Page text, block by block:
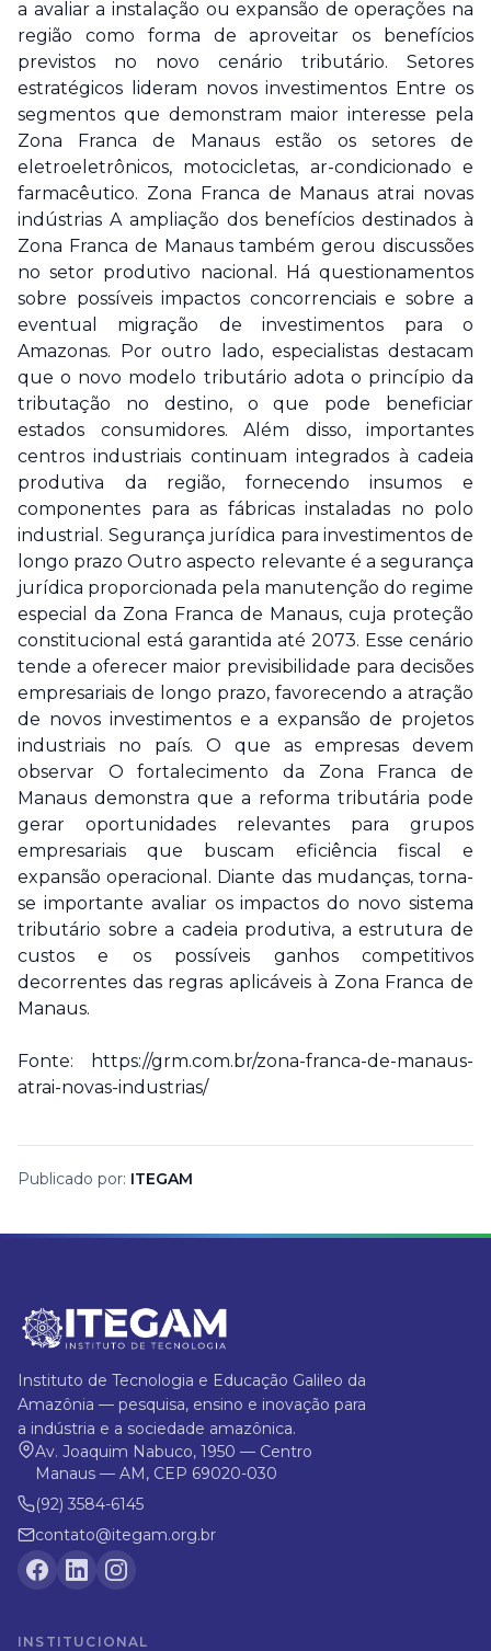
a avaliar a instalação ou expansão de operações na
região como forma de aproveitar os benefícios
previstos no novo cenário tributário. Setores
estratégicos lideram novos investimentos Entre os
segmentos que demonstram maior interesse pela
Zona Franca de Manaus estão os setores de
eletroeletrônicos, motocicletas, ar-condicionado e
farmacêutico. Zona Franca de Manaus atrai novas
indústrias A ampliação dos benefícios destinados à
Zona Franca de Manaus também gerou discussões
no setor produtivo nacional. Há questionamentos
sobre possíveis impactos concorrenciais e sobre a
eventual migração de investimentos para o
Amazonas. Por outro lado, especialistas destacam
que o novo modelo tributário adota o princípio da
tributação no destino, o que pode beneficiar
estados consumidores. Além disso, importantes
centros industriais continuam integrados à cadeia
produtiva da região, fornecendo insumos e
componentes para as fábricas instaladas no polo
industrial. Segurança jurídica para investimentos de
longo prazo Outro aspecto relevante é a segurança
jurídica proporcionada pela manutenção do regime
especial da Zona Franca de Manaus, cuja proteção
constitucional está garantida até 2073. Esse cenário
tende a oferecer maior previsibilidade para decisões
empresariais de longo prazo, favorecendo a atração
de novos investimentos e a expansão de projetos
industriais no país. O que as empresas devem
observar O fortalecimento da Zona Franca de
Manaus demonstra que a reforma tributária pode
gerar oportunidades relevantes para grupos
empresariais que buscam eficiência fiscal e
expansão operacional. Diante das mudanças, torna-
se importante avaliar os impactos do novo sistema
tributário sobre a cadeia produtiva, a estrutura de
custos e os possíveis ganhos competitivos
decorrentes das regras aplicáveis à Zona Franca de
Manaus.
Fonte: https://grm.com.br/zona-franca-de-manaus-
atrai-novas-industrias/
Publicado por: ITEGAM
Instituto de Tecnologia e Educação Galileo da
Amazônia — pesquisa, ensino e inovação para
a indústria e a sociedade amazônica.
Av. Joaquim Nabuco, 1950 — Centro
Manaus — AM, CEP 69020-030
(92) 3584-6145
contato@itegam.org.br
INSTITUCIONAL